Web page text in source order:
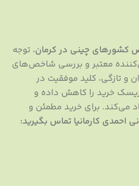
کشورهای چینی در کرمان، توجه
معتبر و بررسی شاخص‌های
و تازگی، کلید موفقیت در
خرید را کاهش داده و
می‌کند. برای خرید مطمئن و
احمدی کارمانیا تماس بگیرید: